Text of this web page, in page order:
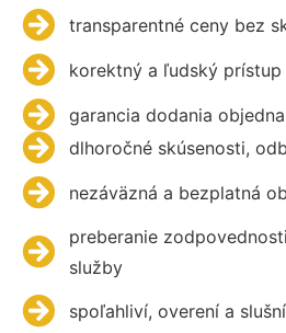
transparentné ceny bez
korektný a ľudský
garancia dodania
dlhoročné skúsenosti,
nezáväzná a bezplatná
preberanie
služby
spoľahliví, overení a